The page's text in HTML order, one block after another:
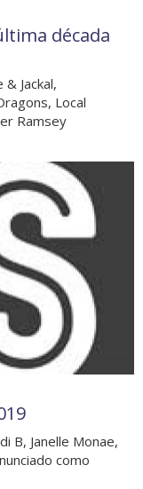
década
Jackal,
Local
Ramsey
B, Janelle Monae,
como